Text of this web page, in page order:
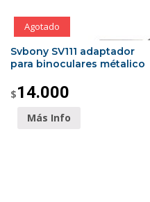
Agotado
Svbony SV111 adaptador
para binoculares métalico
$14.000
Más Info